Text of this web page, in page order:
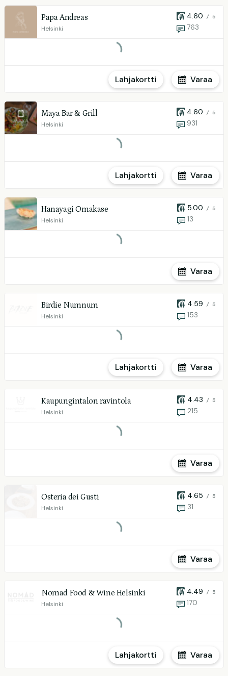
Papa Andreas
Helsinki
4.60 / 5
763
Varaa
Lahjakortti
Maya Bar & Grill
Helsinki
4.60 / 5
931
Varaa
Lahjakortti
Hanayagi Omakase
Helsinki
5.00 / 5
13
Varaa
Birdie Numnum
Helsinki
4.59 / 5
153
Varaa
Lahjakortti
Kaupungintalon ravintola
Helsinki
4.43 / 5
215
Varaa
Osteria dei Gusti
Helsinki
4.65 / 5
31
Varaa
Nomad Food & Wine Helsinki
Helsinki
4.49 / 5
170
Varaa
Lahjakortti